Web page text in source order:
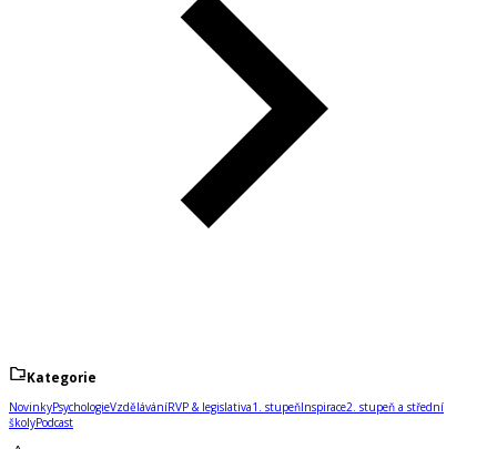
Kategorie
NovinkyPsychologieVzděláváníRVP & legislativa1. stupeňInspirace2. stupeň a střední
školyPodcast